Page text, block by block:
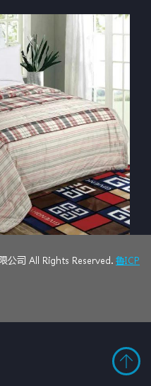
公司 All Rights Reserved. 鲁ICP